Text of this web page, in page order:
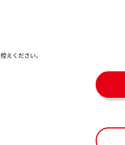
えください。​